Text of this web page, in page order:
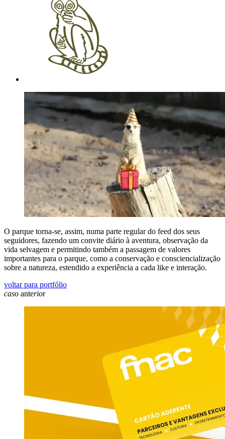
O parque torna-se, assim, numa parte regular do feed dos seus
seguidores, fazendo um convite diário à aventura, observação da
vida selvagem e permitindo também a passagem de valores
importantes para o parque, como a conservação e consciencialização
sobre a natureza, estendido a experiência a cada like e interação.
voltar para portfólio
caso anterior